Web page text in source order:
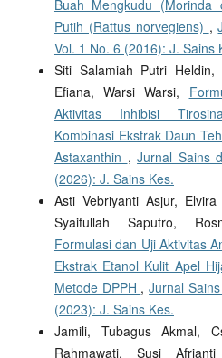
Buah Mengkudu
Putih (Rattus norvegiens) ,
Vol. 1 No. 6 (2016): J. Sains
Siti Salamiah Putri
Efiana, Warsi Warsi,
Aktivitas Inhibisi
Kombinasi Ekstrak Daun
Astaxanthin ,Jurnal Sains
(2026): J. Sains Kes.
Asti Vebriyanti Asjur,
Syaifullah Saputro,
Formulasi dan Uji Aktivitas
Ekstrak Etanol Kulit Apel
Metode DPPH ,Jurnal
(2023): J. Sains Kes.
Jamili, Tubagus Akmal,
Rahmawati, Susi